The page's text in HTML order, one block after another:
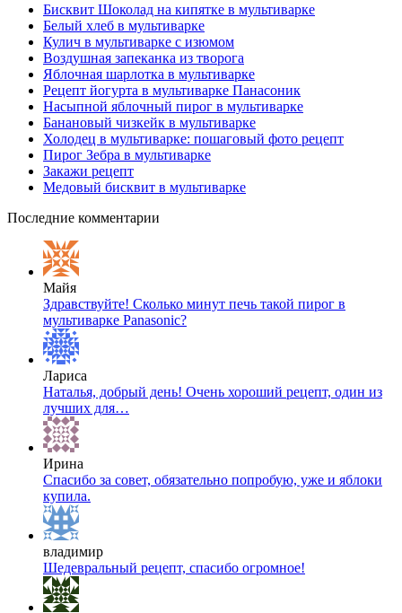
Бисквит Шоколад на кипятке в мультиварке
Белый хлеб в мультиварке
Кулич в мультиварке с изюмом
Воздушная запеканка из творога
Яблочная шарлотка в мультиварке
Рецепт йогурта в мультиварке Панасоник
Насыпной яблочный пирог в мультиварке
Банановый чизкейк в мультиварке
Холодец в мультиварке: пошаговый фото рецепт
Пирог Зебра в мультиварке
Закажи рецепт
Медовый бисквит в мультиварке
Последние комментарии
Майя
Здравствуйте! Сколько минут печь такой пирог в
мультиварке Panasonic?
Лариса
Наталья, добрый день! Очень хороший рецепт, один из
лучших для…
Ирина
Спасибо за совет, обязательно попробую, уже и яблоки
купила.
владимир
Шедевральный рецепт, спасибо огромное!